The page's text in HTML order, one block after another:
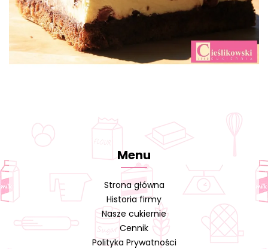
Menu
Strona główna
Historia firmy
Nasze cukiernie
Cennik
Polityka Prywatności